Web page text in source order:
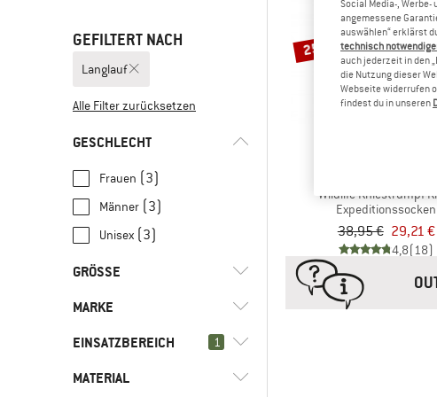
GEFILTERT NACH
Langlauf
Alle Filter zurücksetzen
GESCHLECHT
Frauen (3)
Männer (3)
Unisex (3)
GRÖSSE
35
44 45 47
MARKE
EINSATZBEREICH 1
Langlauf
MATERIAL
25%
Wildlife Kniestrumpf
Expeditionssocken
38,95 € 29,21 €
4,8(18)
Social Media-,
angemessene
auswählen“ erklärst
technisch
auch jederzeit in den
die Nutzung dieser
Webseite widerrufen
findest du in unseren